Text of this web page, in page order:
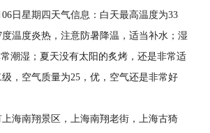
06日星期四天气信息：白天最高温度为33
温度炎热，注意防暑降温，适当补水；湿
潮湿；夏天没有太阳的炙烤，还是非常适
，空气质量为25，优，空气还是非常好
海南翔景区，上海南翔老街，上海古猗